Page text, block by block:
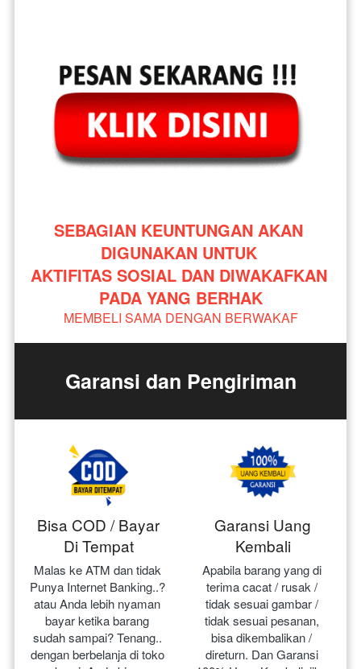
SEBAGIAN KEUNTUNGAN AKAN
DIGUNAKAN UNTUK
AKTIFITAS SOSIAL DAN DIWAKAFKAN
PADA YANG BERHAK
MEMBELI SAMA DENGAN BERWAKAF
Garansi dan Pengiriman
Bisa COD / Bayar
Di Tempat
Malas ke ATM dan tidak
Punya Internet Banking..?
atau Anda lebih nyaman
bayar ketika barang
sudah sampai? Tenang..
dengan berbelanja di toko
Garansi Uang
Kembali
Apabila barang yang di
terima cacat / rusak /
tidak sesuai gambar /
tidak sesuai pesanan,
bisa dikembalikan /
direturn. Dan Garansi